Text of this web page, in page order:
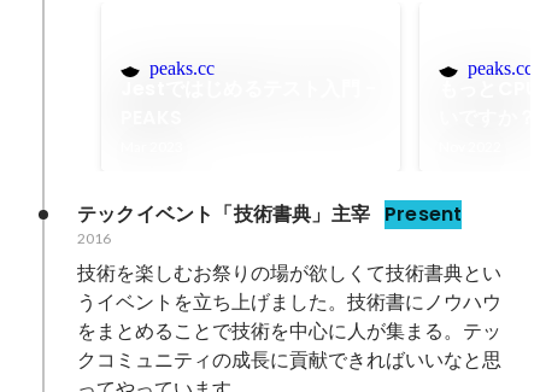
peaks.cc peaks.cc
テックイベント「技術書典」主宰 Present
2016
技術を楽しむお祭りの場が欲しくて技術書典とい
うイベントを立ち上げました。技術書にノウハウ
をまとめることで技術を中心に人が集まる。テッ
クコミュニティの成長に貢献できればいいなと思